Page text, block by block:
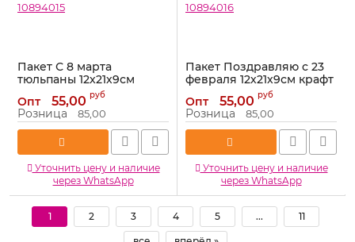
Пакет С 8 марта
тюльпаны 12х21х9см
крафт 10894015
Артикул: 10894015
Опт 55,00 руб
Розница 85,00
Уточнить цену и наличие
через WhatsApp
Пакет Поздравляю с 23
февраля 12х21х9см крафт
Артикул: 10894016
Опт 55,00 руб
Розница 85,00
Уточнить цену и наличие
через WhatsApp
1 2 3 4 5 ... 11